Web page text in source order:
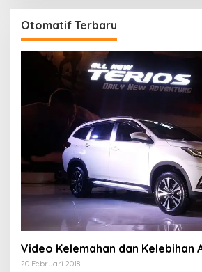
Otomatif Terbaru
Video Kelemahan dan Kelebihan
20 Februari 2018